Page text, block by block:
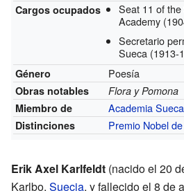
Cargos ocupados
Seat 11 of the
Academy
Secretario
Sueca (1913-
Género Poesía
Obras notables
Flora y Pomona
Miembro de
Academia Sueca
Distinciones Premio Nobel
Erik Axel Karlfeldt (nacido el 20
Karlbo, Suecia, y fallecido el 8 de